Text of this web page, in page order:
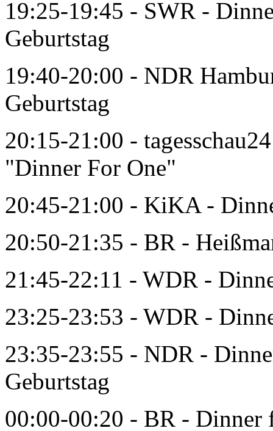
19:25-19:45 - SWR -
Geburtstag
19:40-20:00 - NDR
Geburtstag
20:15-21:00 -
"Dinner For One"
20:45-21:00 - KiKA -
20:50-21:35 - BR -
21:45-22:11 - WDR -
23:25-23:53 - WDR -
23:35-23:55 - NDR -
Geburtstag
00:00-00:20 - BR - Dinner